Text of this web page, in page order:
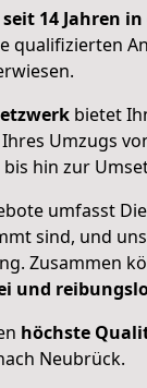
seit 14 Jahren
qualifizierten
bietet
Umzugs
bis hin zur
umfasst
sind, und
Zusammen
und
höchste
Neubrück.